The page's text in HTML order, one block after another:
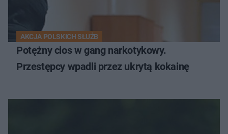
AKCJA POLSKICH SŁUŻB
Potężny cios w gang narkotykowy.
Przestępcy wpadli przez ukrytą kokainę